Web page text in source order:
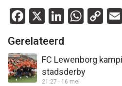
Facebook
X LinkedIn
Gerelateerd
FC Lewenborg
stadsderby
21:27 - 16 mei